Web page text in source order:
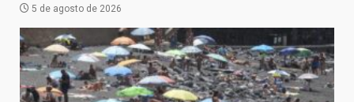
5 de agosto de 2026